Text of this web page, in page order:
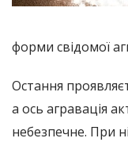
форми свідомої
Остання
а ось агравація
небезпечне. При